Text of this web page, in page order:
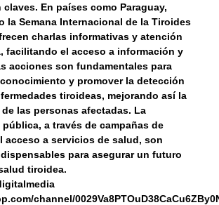
En países como Paraguay,
la Semana Internacional de la Tiroides
charlas informativas y atención
facilitando el acceso a información y
acciones son fundamentales para
y promover la detección
tiroideas, mejorando así la
las personas afectadas. La
a través de campañas de
acceso a servicios de salud, son
para asegurar un futuro
tiroidea.
channel/